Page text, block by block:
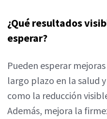
¿Qué resultados
esperar?
Pueden esperar
largo plazo en la salud
como la reducción
Además, mejora la